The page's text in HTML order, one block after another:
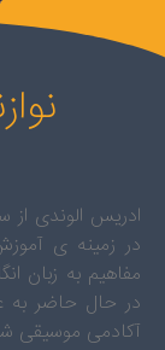
در زمینه ی
مفاهیم به زبان
در حال حاضر به
آکادمی موسیقی